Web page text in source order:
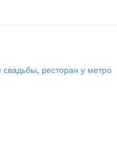
свадьбы, ресторан у метро